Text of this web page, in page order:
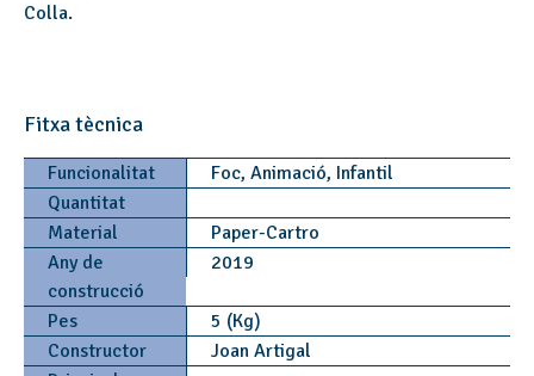
Colla.
Fitxa tècnica
Funcionalitat
Foc, Animació, Infantil
Quantitat
Material
Paper-Cartro
Any de
construcció
2019
Pes
5 (Kg)
Constructor
Joan Artigal